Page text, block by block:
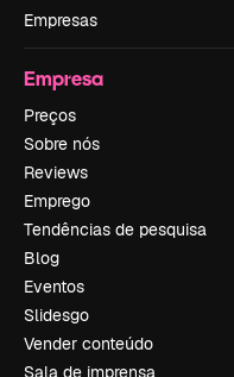
Empresas
Empresa
Preços
Sobre nós
Reviews
Emprego
Tendências de pesquisa
Blog
Eventos
Slidesgo
Vender conteúdo
Sala de imprensa